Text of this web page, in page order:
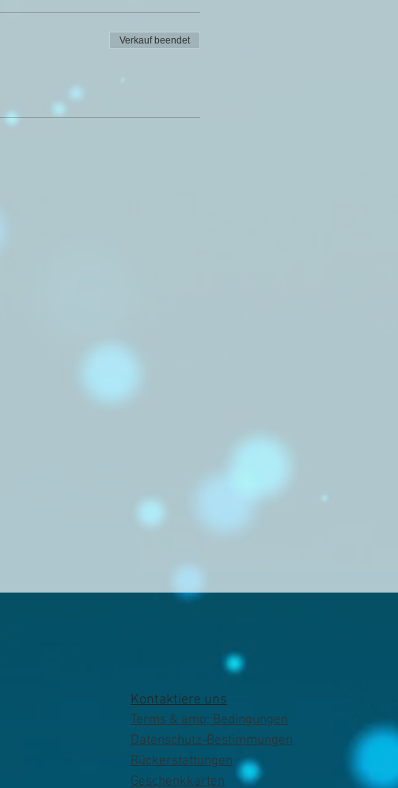
Verkauf beendet
Kontaktiere uns
Terms & amp; Bedingungen
Datenschutz-Bestimmungen
Rückerstattungen
Geschenkkarten